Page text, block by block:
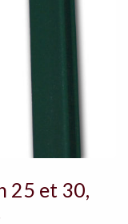
25 et 30,